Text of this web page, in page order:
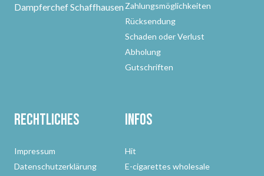
Dampferchef Schaffhausen Zahlungsmöglichkeiten
Rücksendung
Schaden oder Verlust
Abholung
Gutschriften
Rechtliches
Impressum
Datenschutzerklärung
Infos
Hit
E-cigarettes wholesale